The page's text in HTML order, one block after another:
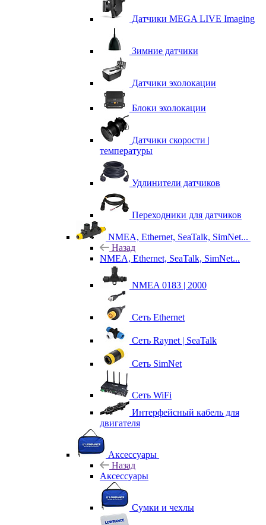
Датчики MEGA LIVE Imaging
Зимние датчики
Датчики эхолокации
Блоки эхолокации
Датчики скорости |
температуры
Удлинители датчиков
Переходники для датчиков
NMEA, Ethernet, SeaTalk, SimNet...
Назад
NMEA, Ethernet, SeaTalk, SimNet...
NMEA 0183 | 2000
Сеть Ethernet
Сеть Raynet | SeaTalk
Сеть SimNet
Сеть WiFi
Интерфейсный кабель для
двигателя
Аксессуары
Назад
Аксессуары
Сумки и чехлы